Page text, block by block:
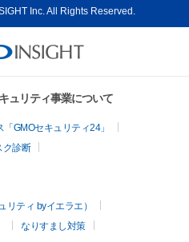
Inc. All Rights Reserved.
ュリティ事業について
GMOセキュリティ24」
ク診断
ティ byイエラエ）
なりすまし対策